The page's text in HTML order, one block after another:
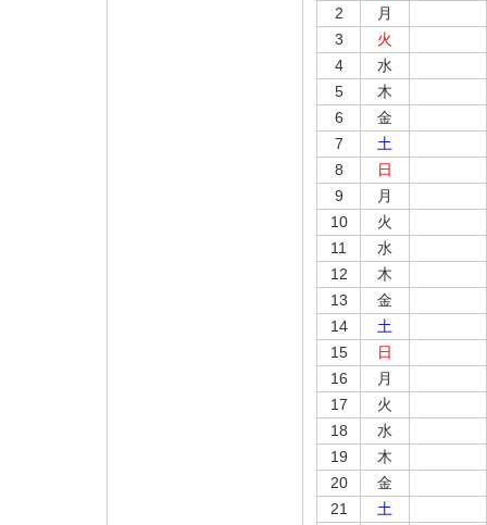
2
月
3
火
4
水
5
木
6
金
7
土
8
日
9
月
10
火
11
水
12
木
13
金
14
土
15
日
16
月
17
火
18
水
19
木
20
金
21
土